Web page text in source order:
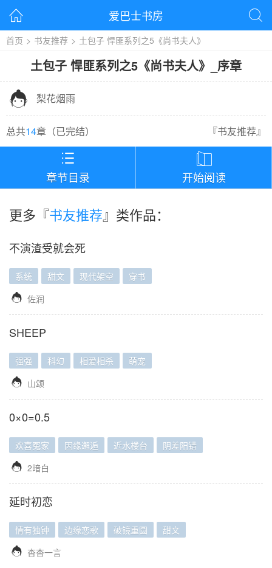
 爱巴士书房 
首页 > 书友推荐 > 土包子 悍匪系列之5《尚书夫人》
土包子 悍匪系列之5《尚书夫人》 序章
 梨花烟雨
总共14章（已完结） 『书友推荐』

章节目录

开始阅读
更多『书友推荐』类作品：
不演渣受就会死
系统 甜文 现代架空 穿书
 佐润
SHEEP
强强 科幻 相爱相杀 萌宠
 山颂
0×0=0.5
欢喜冤家 因缘邂逅 近水楼台 阴差阳错
 2暗白
延时初恋
情有独钟 边缘恋歌 破镜重圆 甜文
 杳杳一言